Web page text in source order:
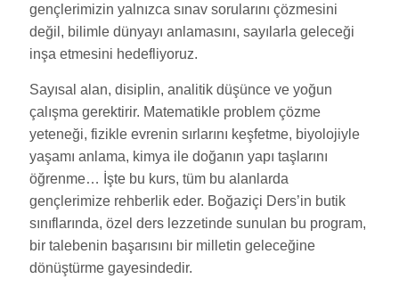
gençlerimizin yalnızca sınav sorularını çözmesini
değil, bilimle dünyayı anlamasını, sayılarla geleceği
inşa etmesini hedefliyoruz.
Sayısal alan, disiplin, analitik düşünce ve yoğun
çalışma gerektirir. Matematikle problem çözme
yeteneği, fizikle evrenin sırlarını keşfetme, biyolojiyle
yaşamı anlama, kimya ile doğanın yapı taşlarını
öğrenme… İşte bu kurs, tüm bu alanlarda
gençlerimize rehberlik eder. Boğaziçi Ders’in butik
sınıflarında, özel ders lezzetinde sunulan bu program,
bir talebenin başarısını bir milletin geleceğine
dönüştürme gayesindedir.